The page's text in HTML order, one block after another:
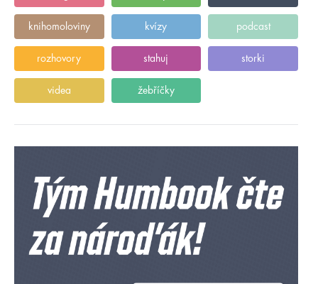
knihomoloviny kvízy podcast
rozhovory stahuj storki
videa žebříčky